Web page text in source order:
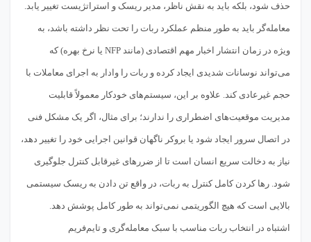
حذف شود، بلکه باید به نقش ناظر، مدیر ریسک و استراتژیست تغییر یابد.
معامله‌گر باید به طور منظم عملکرد ربات را تحت نظر داشته باشد، به
ویژه در زمان انتشار اخبار مهم اقتصادی (مانند NFP یا نرخ بهره) که
می‌تواند نوسانات شدیدی ایجاد کرده و ربات را وادار به اجرای معاملات با
حجم غیرعادی کند. علاوه بر این، سیستم‌های خودکار معمولاً قابلیت
مدیریت موقعیت‌های اضطراری را ندارند؛ برای مثال، اگر یک مشکل فنی
در اتصال سرور ایجاد شود یا بروکر ناگهان قوانین اجرایی خود را تغییر دهد،
نیاز به دخالت سریع انسان است تا از ضررهای غیرقابل کنترل جلوگیری
شود. رها کردن کامل کنترل به ربات، در واقع تن دادن به ریسک سیستمی
بالایی است که هیچ الگوریتمی نمی‌تواند به طور کامل پوشش دهد.
اشتباه در انتخاب ربات مناسب با سبک معامله‌گری و تایم‌فریم